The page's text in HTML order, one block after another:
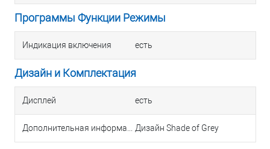
Программы Функции Режимы
Индикация включения есть
Дизайн и Комплектация
Дисплей есть
Дополнительная информация Дизайн Shade of Grey